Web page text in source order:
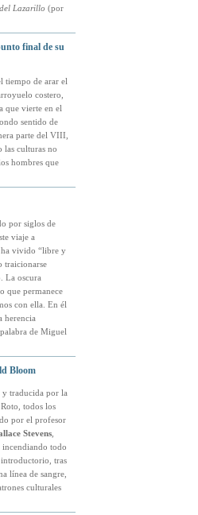
Lazarillo (por
final de su
tiempo de arar el
costero,
que vierte en el
sentido de
parte del VIII,
las culturas no
hombres que
por siglos de
viaje a
ha vivido “libre y
traicionarse
La oscura
que permanece
con ella. En él
herencia
de Miguel
Bloom
y traducida por la
todos los
por el profesor
Stevens,
incendiando todo
tras
línea de sangre,
culturales